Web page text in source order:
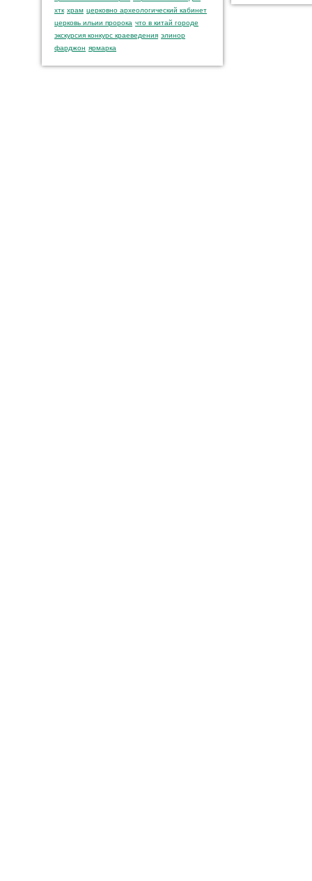
хтк храм церковно археологический кабинет
церковь ильии пророка что в китай городе
экскурсия конкурс краеведения элинор
фарджон ярмарка